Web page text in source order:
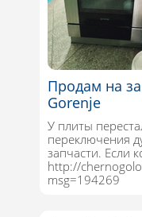
Продам на
Gorenje
У плиты
переключения
запчасти. Если
http://
msg=194269